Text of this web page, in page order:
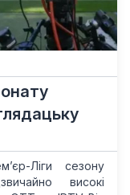
Ліги сезону
високі